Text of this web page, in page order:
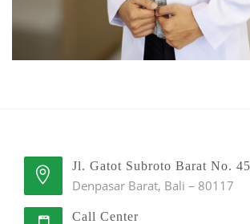
Jl. Gatot Subroto Barat No.
Denpasar Barat, Bali – 80117
Call Center